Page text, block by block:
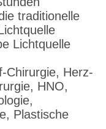
traditionelle
Lichtquelle
Chirurgie, Herz-
HNO,
Plastische